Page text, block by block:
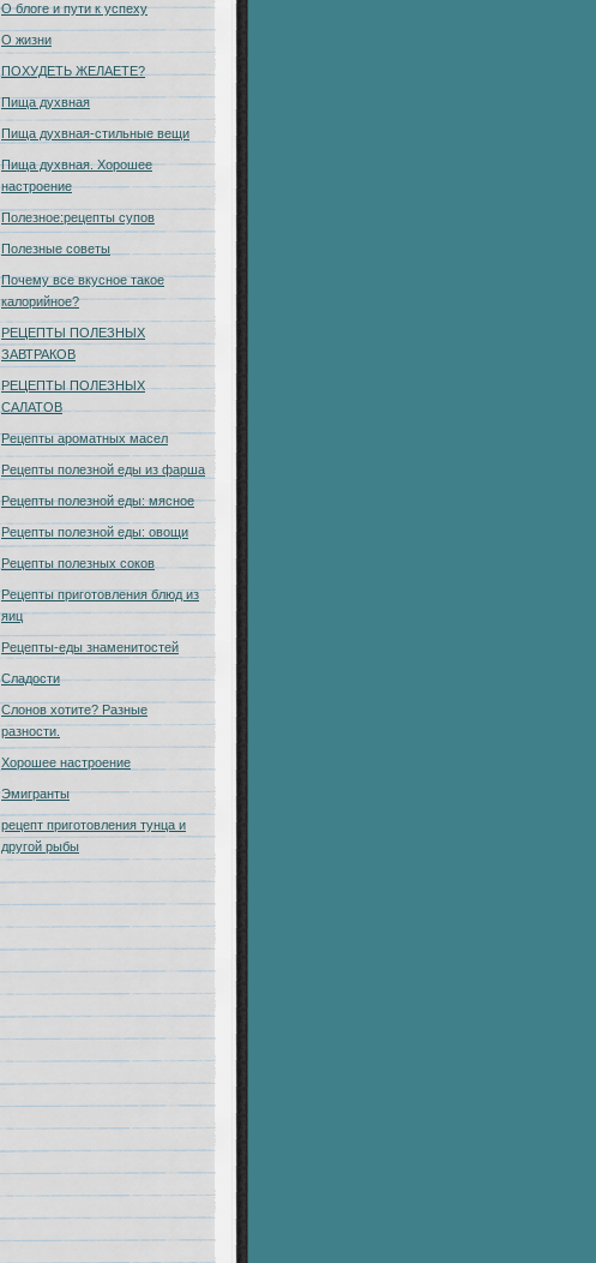
О блоге и пути к успеху
О жизни
ПОХУДЕТЬ ЖЕЛАЕТЕ?
Пища духвная
Пища духвная-стильные вещи
Пища духвная. Хорошее
настроение
Полезное:рецепты супов
Полезные советы
Почему все вкусное такое
калорийное?
РЕЦЕПТЫ ПОЛЕЗНЫХ
ЗАВТРАКОВ
РЕЦЕПТЫ ПОЛЕЗНЫХ
САЛАТОВ
Рецепты ароматных масел
Рецепты полезной еды из фарша
Рецепты полезной еды: мясное
Рецепты полезной еды: овощи
Рецепты полезных соков
Рецепты приготовления блюд из
яиц
Рецепты-еды знаменитостей
Сладости
Слонов хотите? Разные
разности.
Хорошее настроение
Эмигранты
рецепт приготовления тунца и
другой рыбы